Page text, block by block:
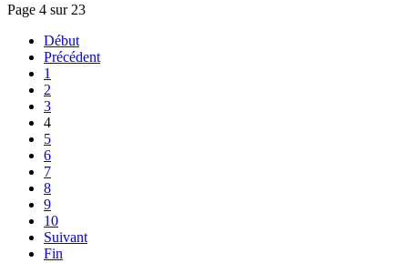
Page 4 sur 23
Début
Précédent
1
2
3
4
5
6
7
8
9
10
Suivant
Fin